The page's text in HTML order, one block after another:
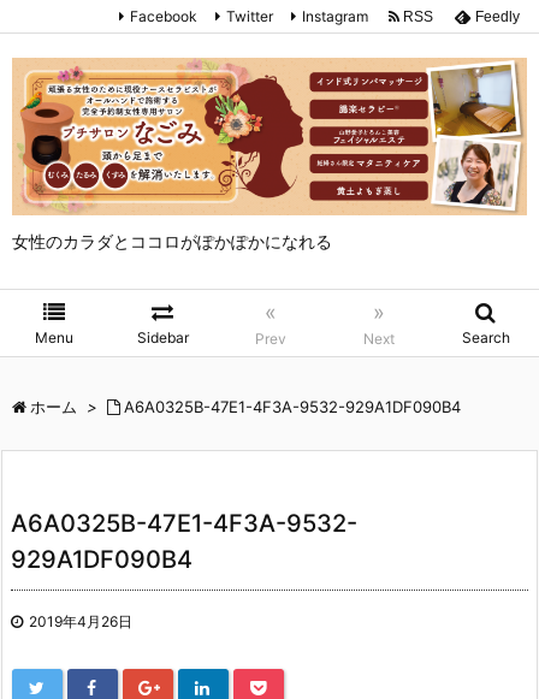
女性のカラダとココロがぽかぽかになれる
Menu Sidebar
«
Prev
»
Next Search
Facebook Twitter Instagram RSS Feedly
ホーム > A6A0325B-47E1-4F3A-9532-929A1DF090B4
A6A0325B-47E1-4F3A-9532-
929A1DF090B4
2019年4月26日